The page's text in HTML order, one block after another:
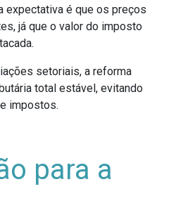
expectativa é que os preços
já que o valor do imposto
setoriais, a reforma
total estável, evitando
impostos.
para a